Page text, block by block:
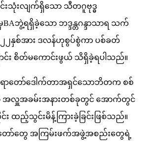
သုံးလျက်ရှိသော သီတဂူဗုဒ္ဓ
ဘွဲ့ရရှိခဲ့သော ဘဒ္ဒန္တဂန္ဒာသာရ သက်
၂၂နှစ်အား ဒလန်ဟုစွပ်စွဲကာ ပစ်ခတ်
င်း စိတ်မကောင်းဖွယ် သိရှိခဲ့ရပါသည်။
ရာတော်ဒေါက်တာအရှင်သောဘိတက စစ်
အလှူအခမ်းအနားတစ်ခုတွင် အောက်တွင်
ထည့်သွင်းမိန့်ကြားခဲ့ခြင်းဖြစ်သည်။
တော်တွေ အကြမ်းဖက်အဖွဲ့အစည်းတွေရဲ့